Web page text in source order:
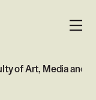
MENU
of Art, Media and